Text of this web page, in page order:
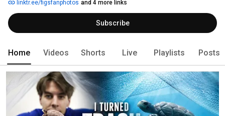
linktr.ee/figsfanphotos and 4 more links
Subscribe
Home Videos Shorts Live Playlists Posts